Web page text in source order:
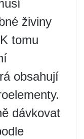
živiny
tomu
obsahují
dávkovat